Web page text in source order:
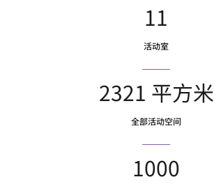
11
活动室
2321 平方米
全部活动空间
1000